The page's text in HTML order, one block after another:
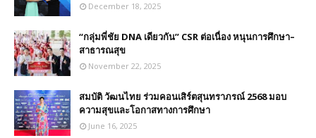
December 18, 2025
“กลุ่มพี่ชัย DNA เดียวกัน” CSR ต่อเนื่อง หนุนการศึกษา–
สาธารณสุข
November 22, 2025
สมบัติ วัฒนไทย ร่วมคอนเสิร์ตสุนทราภรณ์ 2568 มอบ
ความสุขและโอกาสทางการศึกษา
June 16, 2025